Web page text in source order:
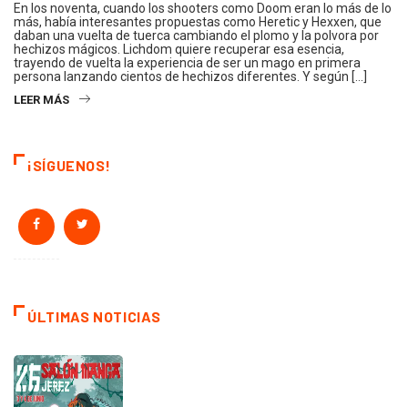
En los noventa, cuando los shooters como Doom eran lo más de lo
más, había interesantes propuestas como Heretic y Hexxen, que
daban una vuelta de tuerca cambiando el plomo y la polvora por
hechizos mágicos. Lichdom quiere recuperar esa esencia,
trayendo de vuelta la experiencia de ser un mago en primera
persona lanzando cientos de hechizos diferentes. Y según […]
LEER MÁS
¡SÍGUENOS!
ÚLTIMAS NOTICIAS